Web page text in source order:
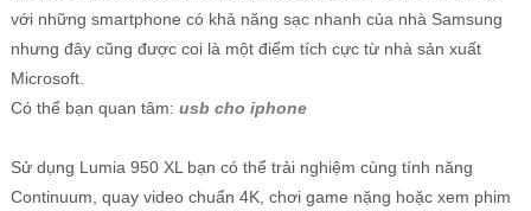
với những smartphone có khả năng sạc nhanh của nhà Samsung
nhưng đây cũng được coi là một điểm tích cực từ nhà sản xuất
Microsoft.
Có thể bạn quan tâm: usb cho iphone
Sử dụng Lumia 950 XL bạn có thể trải nghiệm cùng tính năng
Continuum, quay video chuẩn 4K, chơi game nặng hoặc xem phim